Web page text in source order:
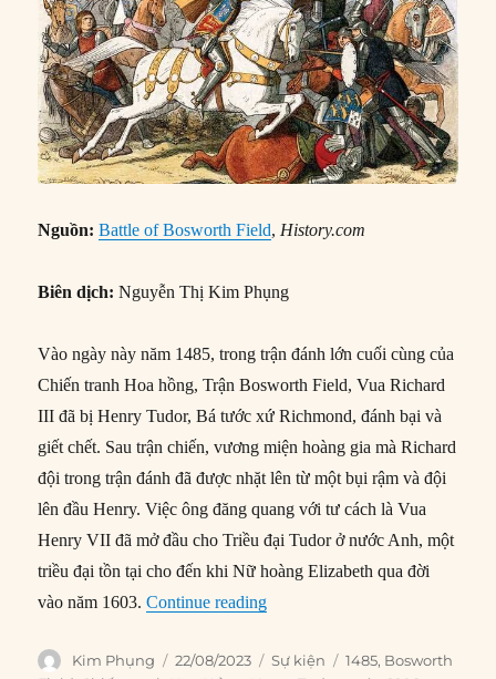
Nguồn:Battle of Bosworth Field, History.com
Biên dịch:Nguyễn Thị Kim Phụng
Vào ngày này năm 1485, trong trận đánh lớn cuối cùng của
Chiến tranh Hoa hồng, Trận Bosworth Field, Vua Richard
III đã bị Henry Tudor, Bá tước xứ Richmond, đánh bại và
giết chết. Sau trận chiến, vương miện hoàng gia mà Richard
đội trong trận đánh đã được nhặt lên từ một bụi rậm và đội
lên đầu Henry. Việc ông đăng quang với tư cách là Vua
Henry VII đã mở đầu cho Triều đại Tudor ở nước Anh, một
triều đại tồn tại cho đến khi Nữ hoàng Elizabeth qua đời
vào năm 1603.Continue reading“22/08/1485: Trận Bosworth
Author
Kim Phụng
Posted
22/08/2023 Categories
Sự kiện Tags
1485, Bosworth